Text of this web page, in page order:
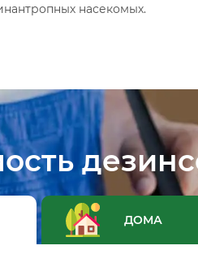
насекомых.
ДОМА